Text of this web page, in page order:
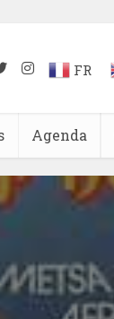
FR
Agenda